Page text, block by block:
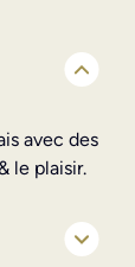
avec des
le plaisir.